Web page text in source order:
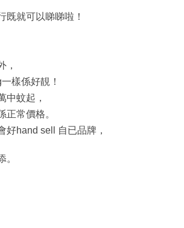
既就可以睇睇啦！
，
樣係好靚！
中蚊起，
正常價格。
好hand sell 自已品牌，
。